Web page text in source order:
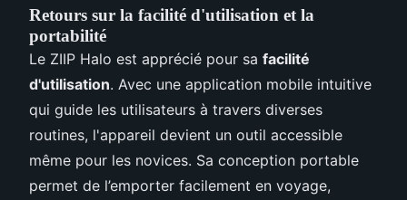
Retours sur la facilité d'utilisation et la
portabilité
Le ZIIP Halo est apprécié pour sa facilité
d'utilisation. Avec une application mobile intuitive
qui guide les utilisateurs à travers diverses
routines, l'appareil devient un outil accessible
même pour les novices. Sa conception portable
permet de l’emporter facilement en voyage,